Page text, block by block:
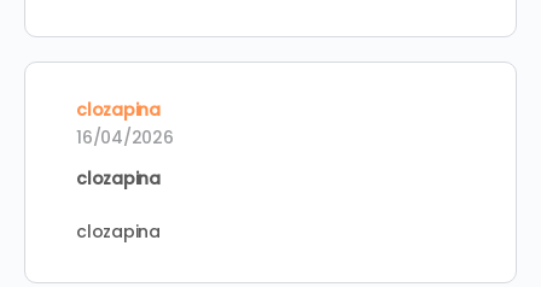
clozapina
16/04/2026
clozapina
clozapina